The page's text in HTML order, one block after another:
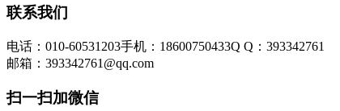
联系我们
电话：010-60531203手机：18600750433Q Q：393342761
邮箱：393342761@qq.com
扫一扫加微信